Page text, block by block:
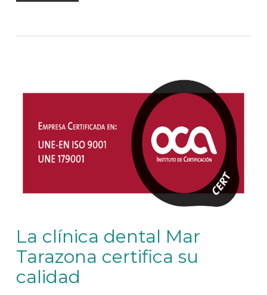
La clínica dental Mar
Tarazona certifica su
calidad